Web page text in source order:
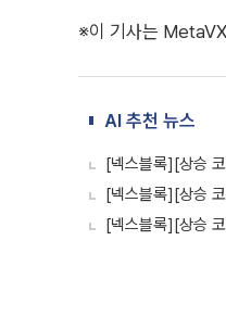
※이 기사는
AI 추천 뉴스
[넥스블록][상승
[넥스블록][상승
[넥스블록][상승